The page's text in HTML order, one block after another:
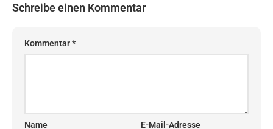
Schreibe einen Kommentar
Kommentar*
Name E-Mail-Adresse